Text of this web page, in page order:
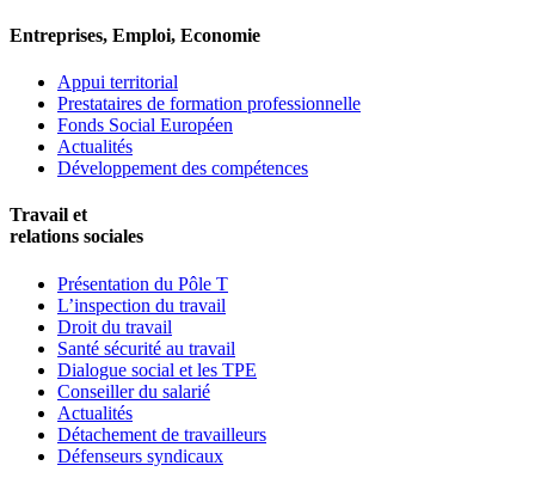
Entreprises, Emploi, Economie
Appui territorial
Prestataires de formation professionnelle
Fonds Social Européen
Actualités
Développement des compétences
Travail et
relations sociales
Présentation du Pôle T
L’inspection du travail
Droit du travail
Santé sécurité au travail
Dialogue social et les TPE
Conseiller du salarié
Actualités
Détachement de travailleurs
Défenseurs syndicaux